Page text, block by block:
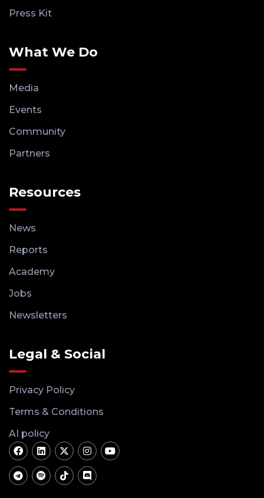
Press Kit
What We Do
Media
Events
Community
Partners
Resources
News
Reports
Academy
Jobs
Newsletters
Legal & Social
Privacy Policy
Terms & Conditions
AI policy